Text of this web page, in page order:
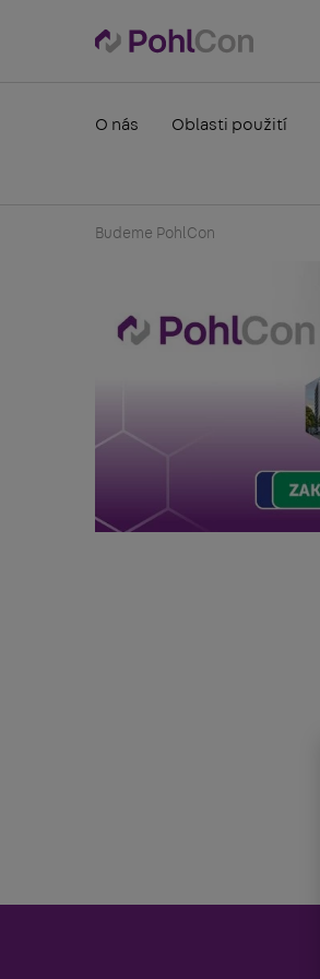
O nás Oblasti použití
Budeme PohlCon